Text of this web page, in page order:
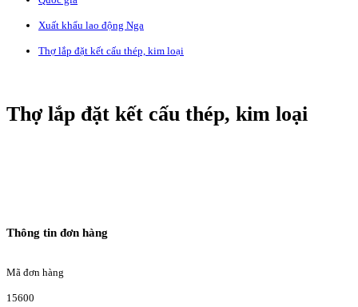
Xuất khẩu lao động Nga
Thợ lắp đặt kết cấu thép, kim loại
Thợ lắp đặt kết cấu thép, kim loại
Thông tin đơn hàng
Mã đơn hàng
15600